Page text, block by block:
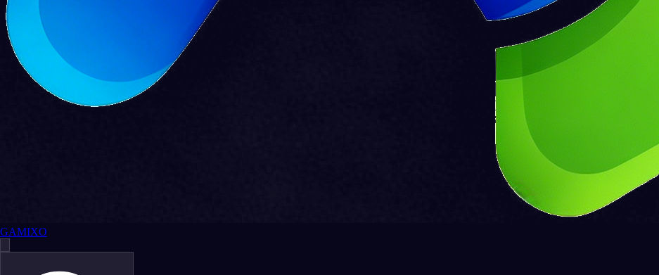
GAMIXO